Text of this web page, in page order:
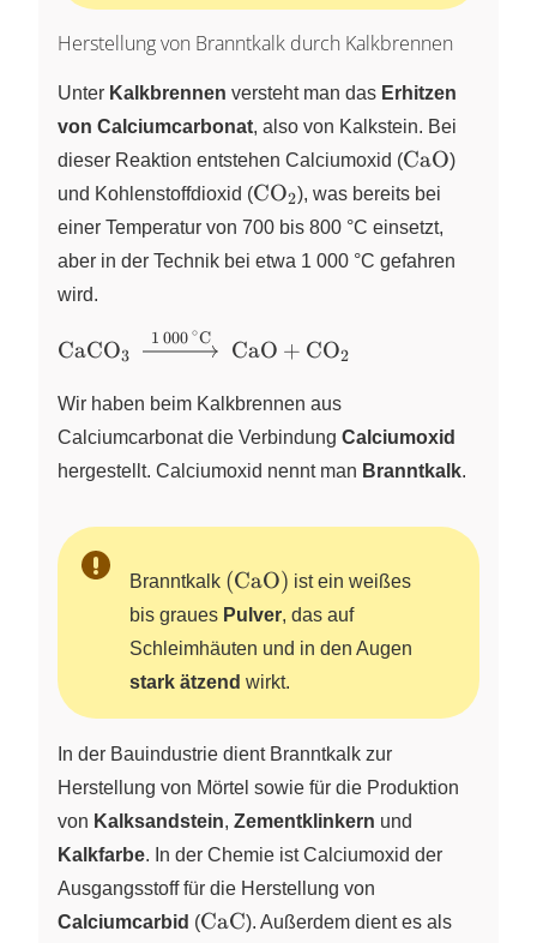
Herstellung von Branntkalk durch Kalkbrennen
Unter Kalkbrennen versteht man das Erhitzen
von Calciumcarbonat, also von Kalkstein. Bei
dieser Reaktion entstehen Calciumoxid (\ce{CaO}
CaO)
und Kohlenstoffdioxid (\ce{CO2}
COX
2), was bereits bei
einer Temperatur von 700 bis 800 °C einsetzt,
aber in der Technik bei etwa 1 000 °C gefahren
wird.
\ce{CaCO_3
CaO + CO_2}
CaCOX
3
1 000 ∘C CaO + COX
2
Wir haben beim Kalkbrennen aus
Calciumcarbonat die Verbindung Calciumoxid
hergestellt. Calciumoxid nennt man Branntkalk.
Branntkalk (\ce{CaO})
(CaO) ist ein weißes
bis graues Pulver, das auf
Schleimhäuten und in den Augen
stark ätzend wirkt.
In der Bauindustrie dient Branntkalk zur
Herstellung von Mörtel sowie für die Produktion
von Kalksandstein, Zementklinkern und
Kalkfarbe. In der Chemie ist Calciumoxid der
Ausgangsstoff für die Herstellung von
Calciumcarbid (\ce{CaC}
CaC). Außerdem dient es als